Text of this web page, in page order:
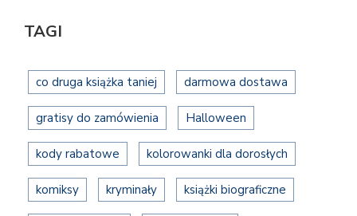
TAGI
co druga książka taniej darmowa dostawa
gratisy do zamówienia Halloween
kody rabatowe kolorowanki dla dorosłych
komiksy kryminały książki biograficzne